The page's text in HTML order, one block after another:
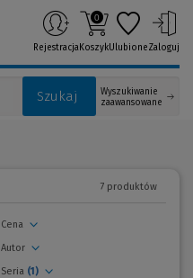
Szukaj
Wyszukiwanie
zaawansowane
Rejestracja
0
KoszykUlubioneZaloguj
7 produktów
Autor
Seria (1)
Cena